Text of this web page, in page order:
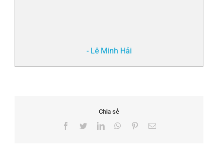
- Lê Minh Hải
Chia sẻ
Facebook
TwitterLinkedInWhatsApp
PinterestEmail